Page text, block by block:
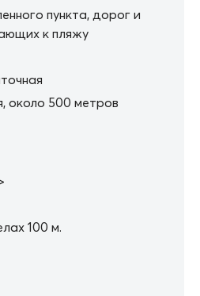
пункта, дорог и
к пляжу
около 500 метров
100 м.